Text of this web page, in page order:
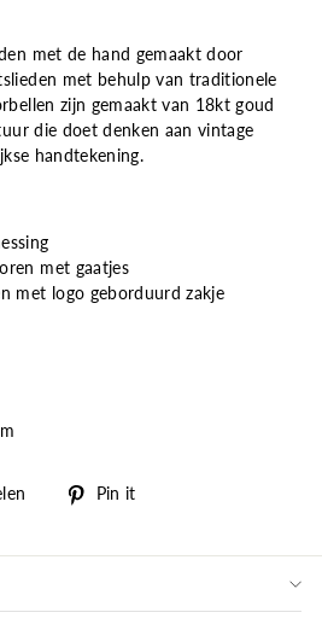
met de hand gemaakt door
met behulp van traditionele
zijn gemaakt van 18kt goud
die doet denken aan vintage
handtekening.
met gaatjes
met logo geborduurd zakje
cm
1 cm
Delen
Pin it